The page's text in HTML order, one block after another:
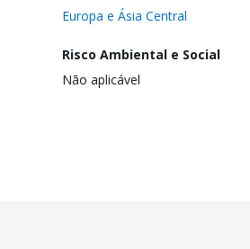
Europa e Ásia Central
Risco Ambiental e Social
Não aplicável